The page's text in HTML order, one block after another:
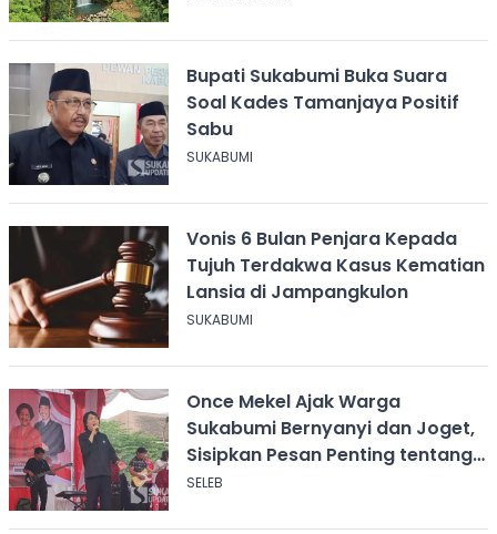
Bupati Sukabumi Buka Suara
Soal Kades Tamanjaya Positif
Sabu
SUKABUMI
Vonis 6 Bulan Penjara Kepada
Tujuh Terdakwa Kasus Kematian
Lansia di Jampangkulon
SUKABUMI
Once Mekel Ajak Warga
Sukabumi Bernyanyi dan Joget,
Sisipkan Pesan Penting tentang
ASI
SELEB